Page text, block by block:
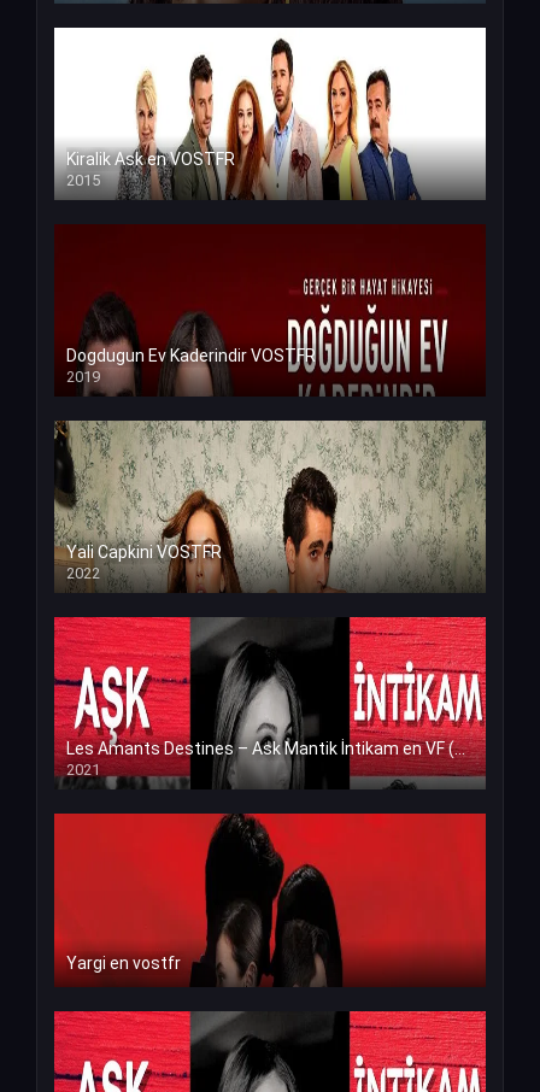
Kiralik Ask en VOSTFR
2015
Dogdugun Ev Kaderindir VOSTFR
2019
Yali Capkini VOSTFR
2022
Les Amants Destines – Ask Mantik İntikam en VF (Voix Francaise)
2021
Yargi en vostfr